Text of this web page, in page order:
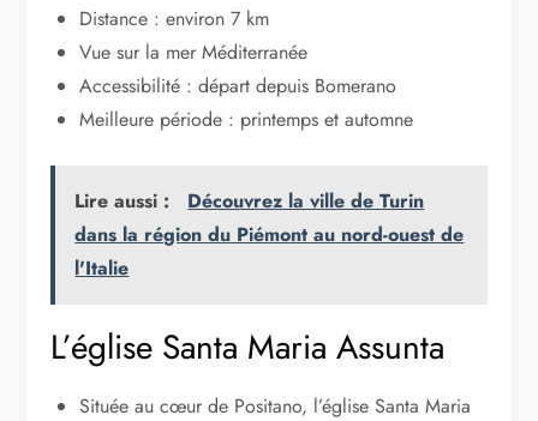
Distance : environ 7 km
Vue sur la mer Méditerranée
Accessibilité : départ depuis Bomerano
Meilleure période : printemps et automne
Lire aussi :
Découvrez la ville de Turin
dans la région du Piémont au nord-ouest de
l'Italie
L’église Santa Maria Assunta
Située au cœur de Positano, l’église Santa Maria